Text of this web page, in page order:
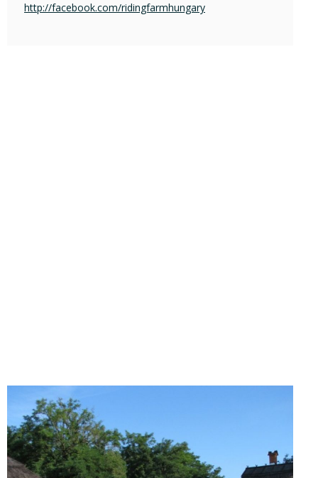
http://facebook.com/ridingfarmhungary